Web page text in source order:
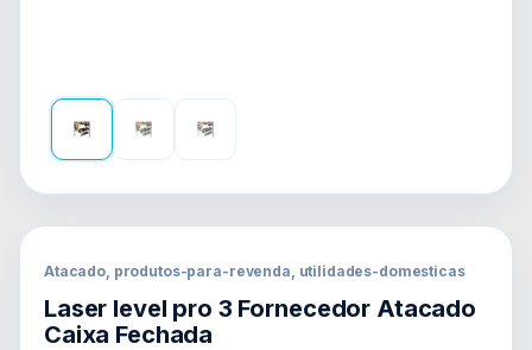
Atacado, produtos-para-revenda, utilidades-domesticas
Laser level pro 3 Fornecedor Atacado
Caixa Fechada